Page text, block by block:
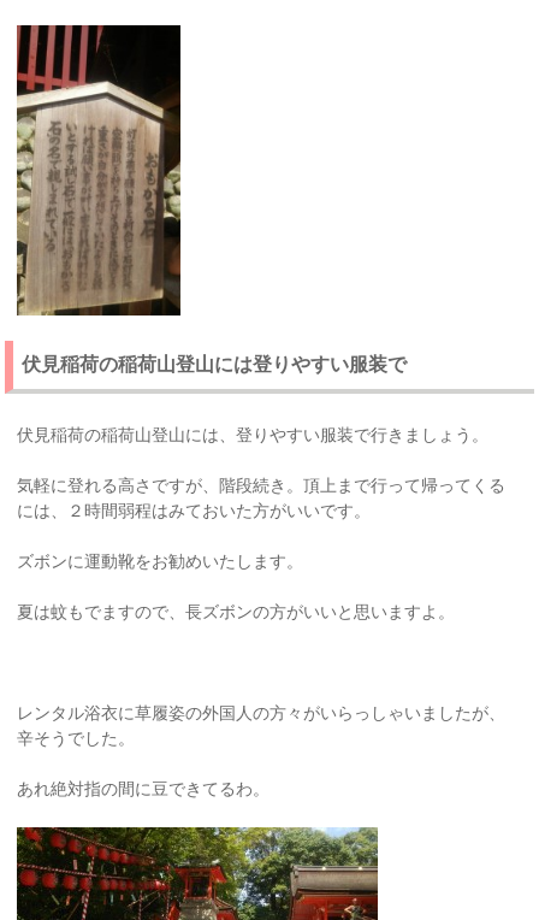
伏見稲荷の稲荷山登山には登りやすい服装で
伏見稲荷の稲荷山登山には、登りやすい服装で行きましょう。
気軽に登れる高さですが、階段続き。頂上まで行って帰ってくる
には、２時間弱程はみておいた方がいいです。
ズボンに運動靴をお勧めいたします。
夏は蚊もでますので、長ズボンの方がいいと思いますよ。
レンタル浴衣に草履姿の外国人の方々がいらっしゃいましたが、
辛そうでした。
あれ絶対指の間に豆できてるわ。